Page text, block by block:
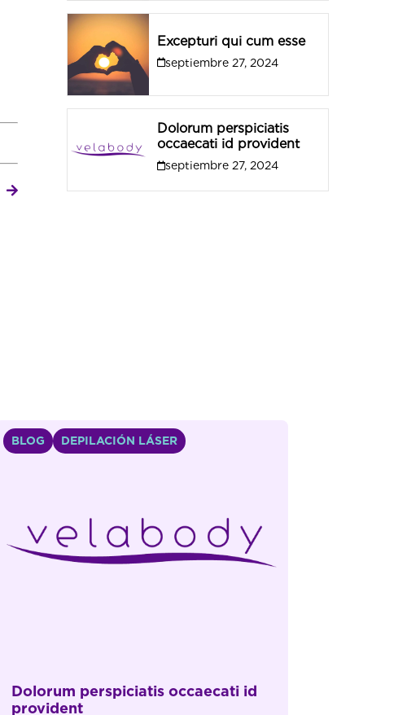
Excepturi qui cum esse
septiembre 27, 2024
Dolorum perspiciatis
occaecati id provident
septiembre 27, 2024
BLOG DEPILACIÓN LÁSER
Dolorum perspiciatis occaecati id
provident